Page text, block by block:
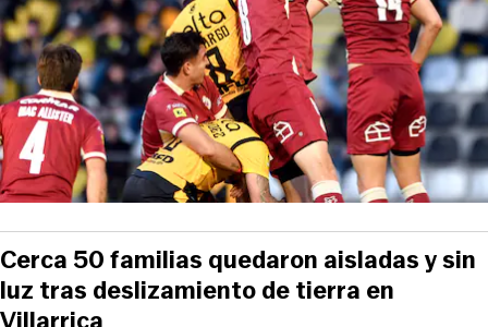
Cerca 50 familias quedaron aisladas y sin
luz tras deslizamiento de tierra en